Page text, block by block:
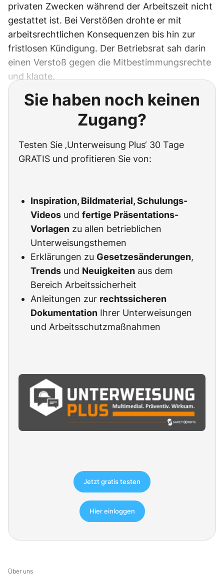
privaten Zwecken während der Arbeitszeit nicht
gestattet ist. Bei Verstößen drohte er mit
arbeitsrechtlichen Konsequenzen bis hin zur
fristlosen Kündigung. Der Betriebsrat sah darin
einen Verstoß gegen die Mitbestimmungsrechte
und klagte.
Sie haben noch keinen
Zugang?
Testen Sie ‚Unterweisung Plus‘ 30 Tage
GRATIS und profitieren Sie von:
Inspiration, Bildmaterial, Schulungs-
Videos und fertige Präsentations-
Vorlagen zu allen betrieblichen
Unterweisungsthemen
Erklärungen zu Gesetzesänderungen,
Trends und Neuigkeiten aus dem
Bereich Arbeitssicherheit
Anleitungen zur rechtssicheren
Dokumentation Ihrer Unterweisungen
und Arbeitsschutzmaßnahmen
Jetzt gratis testen
Hier einloggen
Über uns